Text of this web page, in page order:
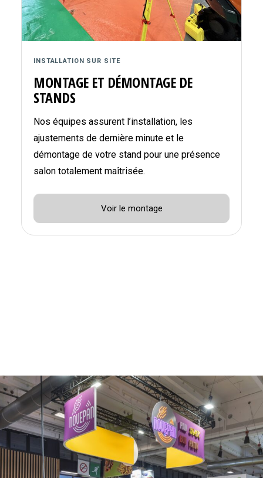
INSTALLATION SUR SITE
MONTAGE ET DÉMONTAGE DE
STANDS
Nos équipes assurent l’installation, les
ajustements de dernière minute et le
démontage de votre stand pour une présence
salon totalement maîtrisée.
Voir le montage